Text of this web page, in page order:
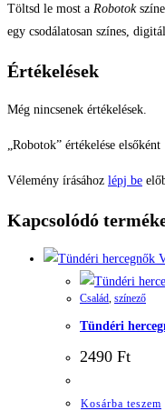
Töltsd le most a Robotok
egy csodálatosan színes,
Értékelések
Még nincsenek értékelések.
„Robotok” értékelése elsőként
Vélemény írásához lépj be
Kapcsolódó
Család, színező
Tündéri
2490 Ft
Kosárba teszem